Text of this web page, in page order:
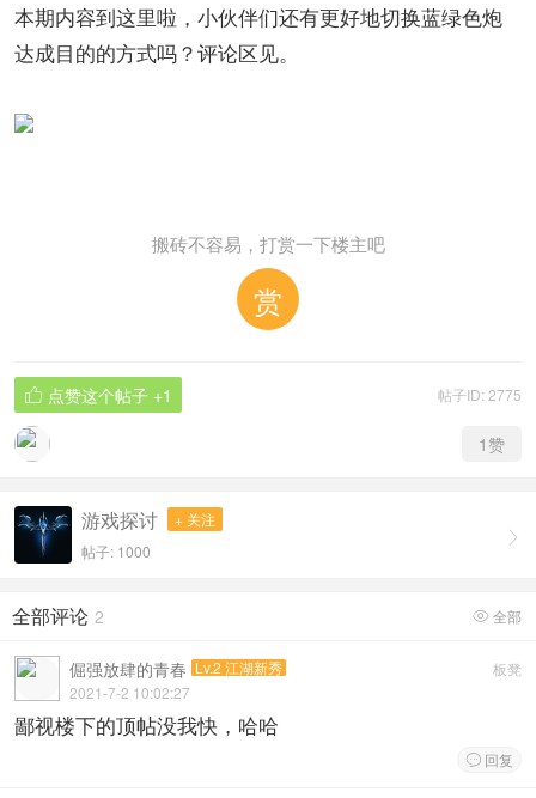
本期内容到这里啦，小伙伴们还有更好地切换蓝绿色炮
达成目的的方式吗？评论区见。
搬砖不容易，打赏一下楼主吧
赏
帖子ID: 2775
 点赞这个帖子 +1
1赞

游戏探讨
+ 关注
帖子: 1000
 全部
全部评论 2
板凳
倔强放肆的青春 Lv.2 江湖新秀
2021-7-2 10:02:27
鄙视楼下的顶帖没我快，哈哈
 回复